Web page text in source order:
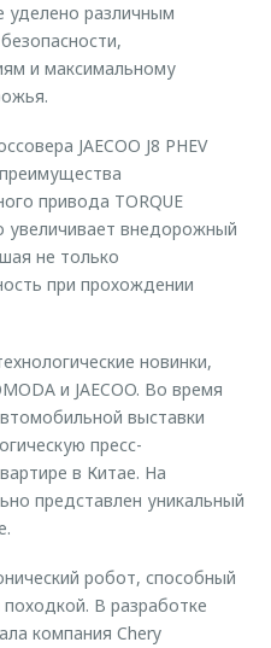
уделено различным
и максимальному
JAECOO J8 PHEV
привода TORQUE
увеличивает внедорожный
не только
при прохождении
новинки,
и JAECOO. Во время
выставки
пресс-
в Китае. На
представлен уникальный
робот, способный
В разработке
компания Chery